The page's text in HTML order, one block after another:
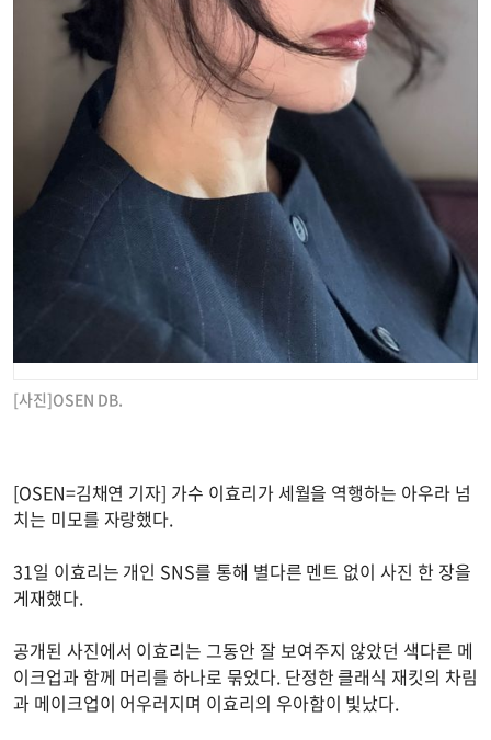
[사진]OSEN DB.
[OSEN=김채연 기자] 가수 이효리가 세월을 역행하는 아우라 넘
치는 미모를 자랑했다.
31일 이효리는 개인 SNS를 통해 별다른 멘트 없이 사진 한 장을
게재했다.
공개된 사진에서 이효리는 그동안 잘 보여주지 않았던 색다른 메
이크업과 함께 머리를 하나로 묶었다. 단정한 클래식 재킷의 차림
과 메이크업이 어우러지며 이효리의 우아함이 빛났다.